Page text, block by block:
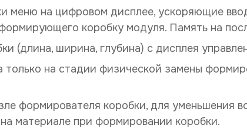
меню на цифровом дисплее, ускоряющие
коробку модуля. Память на
(длина, ширина, глубина) с дисплея
только на стадии физической замены
формирователя коробки, для уменьшения
материале при формировании коробки.